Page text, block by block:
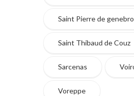
Saint Pierre de
Saint Thibaud de Couz
Sarcenas
Voreppe